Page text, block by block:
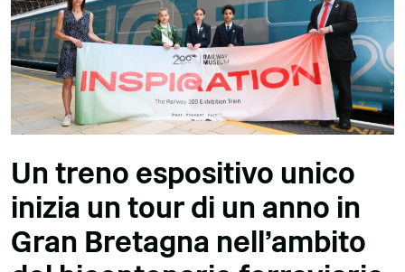
Un treno espositivo unico
inizia un tour di un anno in
Gran Bretagna nell'ambito